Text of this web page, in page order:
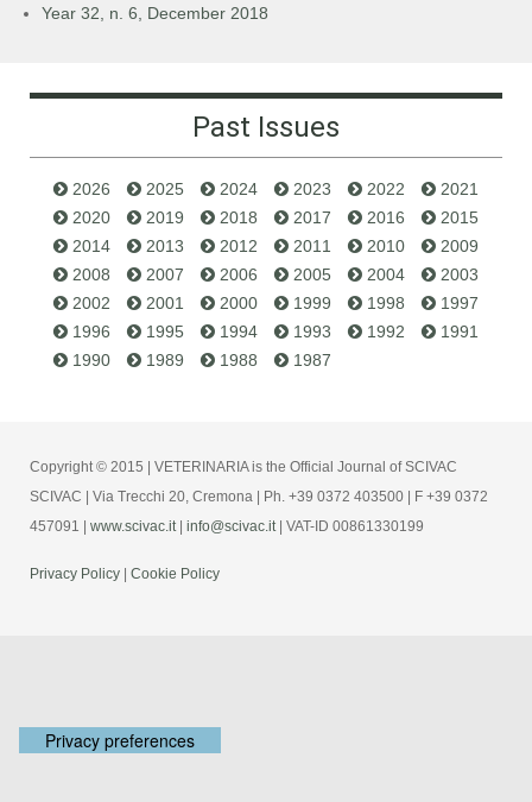
Year 32, n. 6, December 2018
Past Issues
2026 2025 2024 2023 2022
2021
2020
2019 2018 2017 2016
2015
2014
2013 2012 2011 2010
2009
2008
2007 2006 2005 2004
2003
2002
2001 2000 1999 1998
1997
1996
1995 1994 1993 1992
1991
1990
1989 1988 1987
Copyright © 2015 | VETERINARIA is the Official Journal of SCIVAC
SCIVAC | Via Trecchi 20, Cremona | Ph. +39 0372 403500 | F +39 0372
457091 | www.scivac.it| info@scivac.it| VAT-ID 00861330199
Privacy Policy Cookie Policy